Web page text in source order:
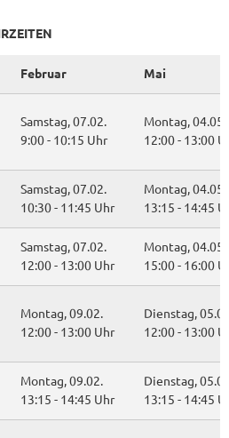
Februar Mai
Samstag, 07.02.
9:00 - 10:15 Uhr
Montag, 04.05.
12:00 - 13:00
Samstag, 07.02.
10:30 - 11:45 Uhr
Montag, 04.05.
13:15 - 14:45
Samstag, 07.02.
12:00 - 13:00 Uhr
Montag, 04.05.
15:00 - 16:00
Montag, 09.02.
12:00 - 13:00 Uhr
Dienstag,
12:00 - 13:00
Montag, 09.02.
13:15 - 14:45 Uhr
Dienstag,
13:15 - 14:45